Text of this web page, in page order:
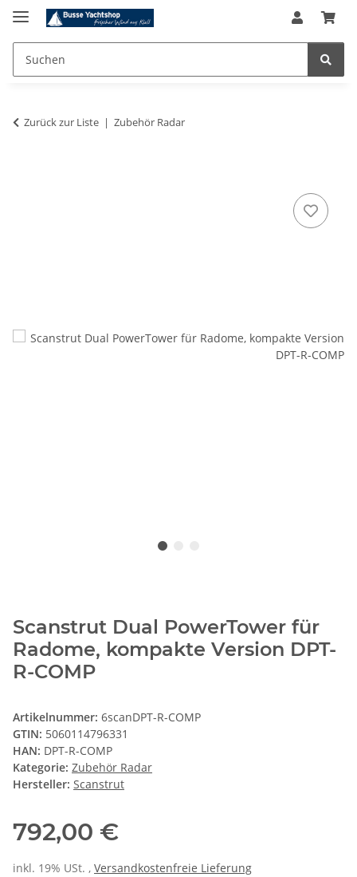
Zurück zur Liste Zubehör Radar
Scanstrut Dual PowerTower für
Radome, kompakte Version DPT-
R-COMP
Artikelnummer: 6scanDPT-R-COMP
GTIN: 5060114796331
HAN: DPT-R-COMP
Kategorie: Zubehör Radar
Hersteller: Scanstrut
792,00 €
inkl. 19% USt. , Versandkostenfreie Lieferung